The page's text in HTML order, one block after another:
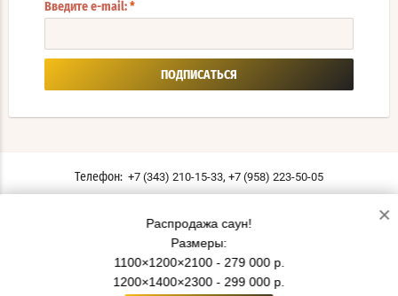
Введите e-mail: *
ПОДПИСАТЬСЯ
Телефон: +7 (343) 210-15-33, +7 (958) 223-50-05
Мы в соцсетях:
Политика конфиденциальности
© 2019 - 2026 СаунаТэкс
Распродажа саун!
Размеры:
1100×1200×2100 - 279 000 р.
1200×1400×2300 - 299 000 р.
×